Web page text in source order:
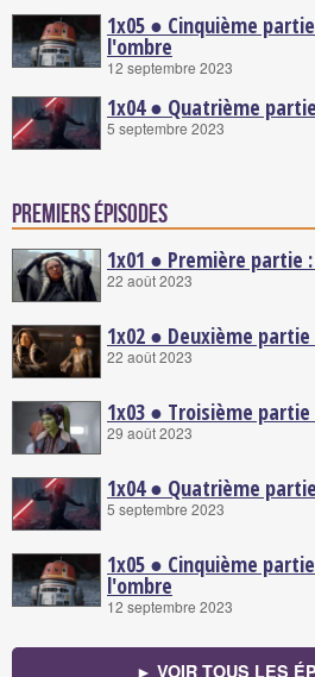
1x05 ● Cinquième
l'ombre
12 septembre 2023
1x04 ● Quatrième
5 septembre 2023
Premiers épisodes
1x01 ● Première
22 août 2023
1x02 ● Deuxième
22 août 2023
1x03 ● Troisième
29 août 2023
1x04 ● Quatrième
5 septembre 2023
1x05 ● Cinquième
l'ombre
12 septembre 2023
► VOIR TOUS LES